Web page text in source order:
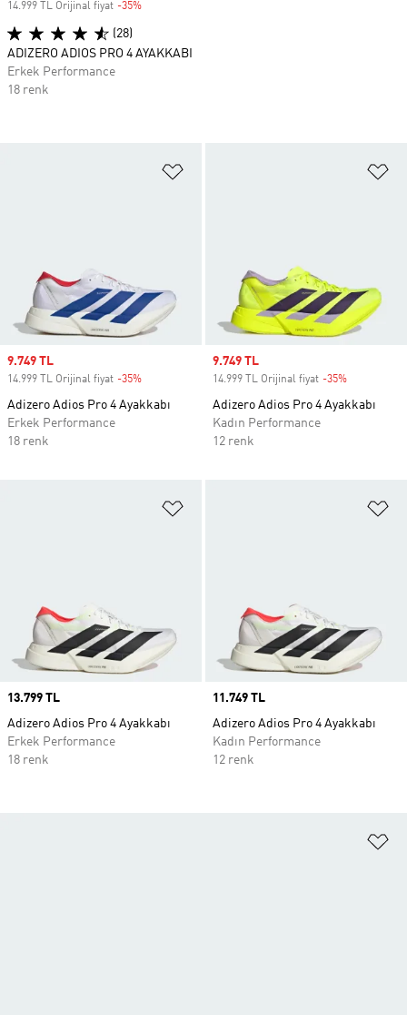
Sale price
9.749 TL
14.999 TL Orijinal fiyat -35%
Adizero Adios Pro 4 Ayakkabı
Erkek Performance
18 renk
Sale price
9.749 TL
14.999 TL Orijinal fiyat -35%
Adizero Adios Pro 4 Ayakkabı
Kadın Performance
12 renk
Price
13.799 TL
Adizero Adios Pro 4 Ayakkabı
Erkek Performance
18 renk
Price
11.749 TL
Adizero Adios Pro 4 Ayakkabı
Kadın Performance
12 renk
14.999 TL Orijinal fiyat -35%
(28)
ADIZERO ADIOS PRO 4 AYAKKABI
Erkek Performance
18 renk